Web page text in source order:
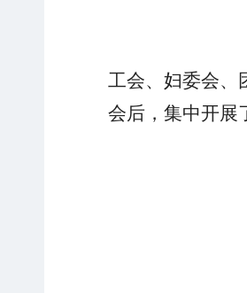
工会、 妇委会、
会后 ， 集中开展